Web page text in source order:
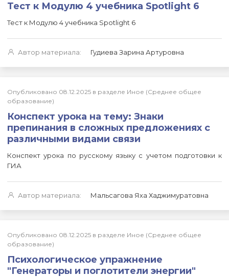
Тест к Модулю 4 учебника Spotlight 6
Тест к Модулю 4 учебника Spotlight 6
Автор материала: Гудиева Зарина Артуровна
Опубликовано 08.12.2025 в разделе Иное (Среднее общее
образование)
Конспект урока на тему: Знаки
препинания в сложных предложениях с
различными видами связи
Конспект урока по русскому языку с учетом подготовки к
ГИА
Автор материала: Мальсагова Яха Хаджимуратовна
Опубликовано 08.12.2025 в разделе Иное (Среднее общее
образование)
Психологическое упражнение
"Генераторы и поглотители энергии"